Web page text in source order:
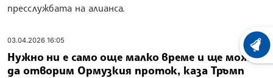
пресслужбата на алианса.
03.04.2026 16:05
Нужно ни е само още малко време и ще можем
да отворим Ормузкия проток, каза Тръмп